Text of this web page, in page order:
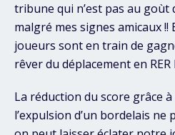
tribune qui n’est pas au
malgré mes signes amicaux
joueurs sont en train de
rêver du déplacement en RER
La réduction du score grâce
l’expulsion d’un bordelais